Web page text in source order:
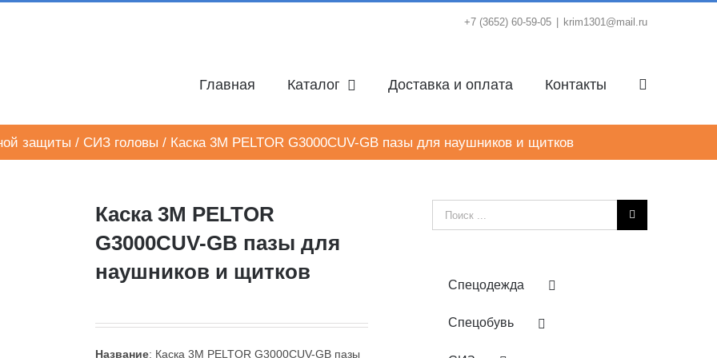
+7 (3652) 60-59-05 krim1301@mail.ru
Главная Каталог Доставка и оплата Контакты
защиты / СИЗ головы / Каска 3M PELTOR G3000CUV-GB пазы для наушников и щитков
Каска 3M PELTOR
G3000CUV-GB пазы для
наушников и щитков
Название: Каска 3M PELTOR G3000CUV-GB пазы
Результат
поиска:
Спецодежда
Спецобувь